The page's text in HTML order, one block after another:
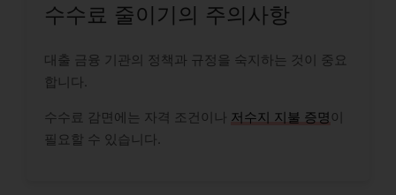
수수료 줄이기의 주의사항
대출 금융 기관의 정책과 규정을 숙지하는 것이 중요
합니다.
수수료 감면에는 자격 조건이나 저수지 지불 증명 이
필요할 수 있습니다.